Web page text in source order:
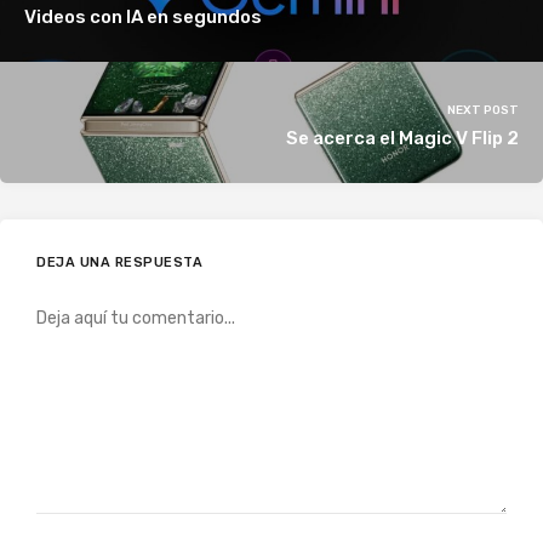
Videos con IA en segundos
NEXT POST
Se acerca el Magic V Flip 2
DEJA UNA RESPUESTA